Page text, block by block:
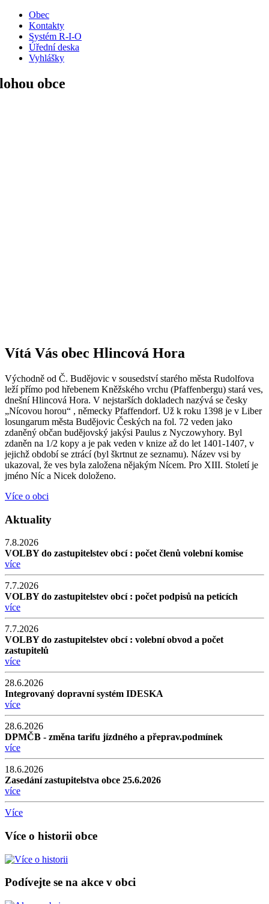
Obec
Kontakty
Systém R-I-O
Úřední deska
Vyhlášky
Vítá Vás obec Hlincová Hora
Východně od Č. Budějovic v sousedství starého města Rudolfova
leží přímo pod hřebenem Kněžského vrchu (Pfaffenbergu) stará ves,
dnešní Hlincová Hora. V nejstarších dokladech nazývá se česky
„Nícovou horou“ , německy Pfaffendorf. Už k roku 1398 je v Liber
losungarum města Budějovic Českých na fol. 72 veden jako
zdaněný občan budějovský jakýsi Paulus z Nyczowyhory. Byl
zdaněn na 1/2 kopy a je pak veden v knize až do let 1401-1407, v
jejichž období se ztrácí (byl škrtnut ze seznamu). Název vsi by
ukazoval, že ves byla založena nějakým Nícem. Pro XIII. Století je
jméno Níc a Nicek doloženo.
Více o obci
Aktuality
7.8.2026
VOLBY do zastupitelstev obcí : počet členů volební komise
více
7.7.2026
VOLBY do zastupitelstev obcí : počet podpisů na peticích
více
7.7.2026
VOLBY do zastupitelstev obcí : volební obvod a počet
zastupitelů
více
28.6.2026
Integrovaný dopravní systém IDESKA
více
28.6.2026
DPMČB - změna tarifu jízdného a přeprav.podmínek
více
18.6.2026
Zasedání zastupitelstva obce 25.6.2026
více
Více
Více o historii obce
Podívejte se na akce v obci